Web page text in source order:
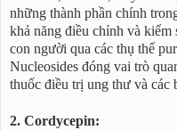
những thành phần chính
khả năng điều chỉnh và
con người qua các thụ thể
Nucleosides đóng vai trò
thuốc điều trị ung thư và các
2. Cordycepin: